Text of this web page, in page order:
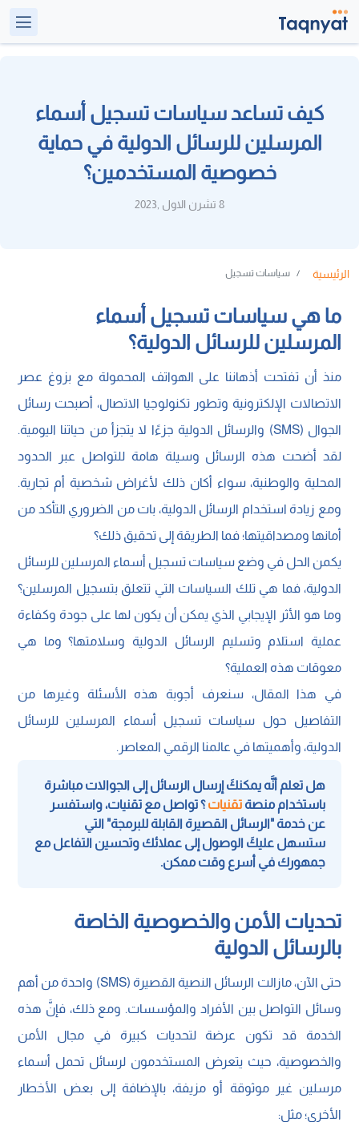
كيف تساعد سياسات تسجيل أسماء
المرسلين للرسائل الدولية في حماية
خصوصية المستخدمين؟
8 تشرن الاول ,2023
الرئيسية سياسات تسجيل
ما هي سياسات تسجيل أسماء
المرسلين للرسائل الدولية؟
منذ أن تفتحت أذهاننا على الهواتف المحمولة مع بزوغ عصر
الاتصالات الإلكترونية وتطور تكنولوجيا الاتصال، أصبحت رسائل
الجوال (SMS) والرسائل الدولية جزءًا لا يتجزأ من حياتنا اليومية.
لقد أضحت هذه الرسائل وسيلة هامة للتواصل عبر الحدود
المحلية والوطنية، سواء أكان ذلك لأغراض شخصية أم تجارية.
ومع زيادة استخدام الرسائل الدولية، بات من الضروري التأكد من
أمانها ومصداقيتها؛ فما الطريقة إلى تحقيق ذلك؟
يكمن الحل في وضع سياسات تسجيل أسماء المرسلين للرسائل
الدولية، فما هي تلك السياسات التي تتعلق بتسجيل المرسلين؟
وما هو الأثر الإيجابي الذي يمكن أن يكون لها على جودة وكفاءة
عملية استلام وتسليم الرسائل الدولية وسلامتها؟ وما هي
معوقات هذه العملية؟
في هذا المقال، سنعرف أجوبة هذه الأسئلة وغيرها من
التفاصيل حول سياسات تسجيل أسماء المرسلين للرسائل
الدولية، وأهميتها في عالمنا الرقمي المعاصر.
هل تعلم أنَّه يمكنكَ إرسال الرسائل إلى الجوالات مباشرة
باستخدام منصة تقنيات؟ تواصل مع تقنيات، واستفسر
عن خدمة "الرسائل القصيرة القابلة للبرمجة" التي
ستسهل عليكَ الوصول إلى عملائك وتحسين التفاعل مع
جمهورك في أسرع وقت ممكن.
تحديات الأمن والخصوصية الخاصة
بالرسائل الدولية
حتى الآن، مازالت الرسائل النصية القصيرة (SMS) واحدة من أهم
وسائل التواصل بين الأفراد والمؤسسات. ومع ذلك، فإنَّ هذه
الخدمة قد تكون عرضة لتحديات كبيرة في مجال الأمن
والخصوصية، حيث يتعرض المستخدمون لرسائل تحمل أسماء
مرسلين غير موثوقة أو مزيفة، بالإضافة إلى بعض الأخطار
الأخرى؛ مثل: